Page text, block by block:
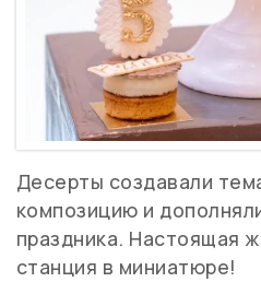
Десерты создавали
композицию и
праздника. Настоящая
станция в миниатюре!